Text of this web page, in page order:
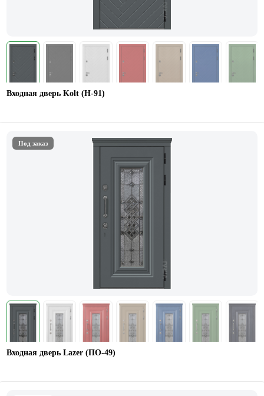
Входная дверь Kolt (Н-91)
Под заказ
Входная дверь Lazer (ПО-49)